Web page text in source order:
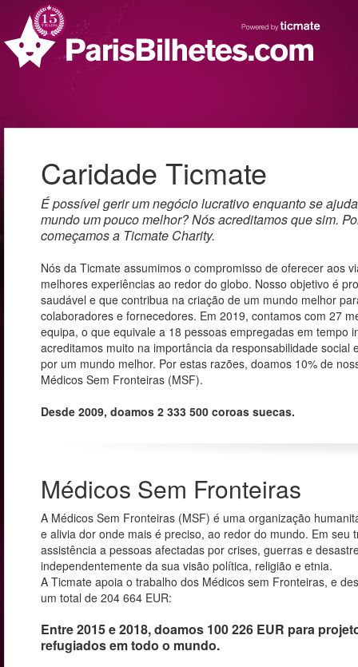
Caridade Ticmate
É possível gerir um negócio lucrativo enquanto se
mundo um pouco melhor? Nós acreditamos que sim.
começamos a Ticmate Charity.
Nós da Ticmate assumimos o compromisso de oferecer aos
melhores experiências ao redor do globo. Nosso objetivo é
saudável e que contribua na criação de um mundo melhor
colaboradores e fornecedores. Em 2019, contamos com 27
equipa, o que equivale a 18 pessoas empregadas em tempo
acreditamos muito na importância da responsabilidade social
por um mundo melhor. Por estas razões, doamos 10% de
Médicos Sem Fronteiras (MSF).
Desde 2009, doamos 2 333 500 coroas suecas.
Médicos Sem Fronteiras
A Médicos Sem Fronteiras (MSF) é uma organização
e alivia dor onde mais é preciso, ao redor do mundo. Em seu
assistência a pessoas afectadas por crises, guerras e
independentemente da sua visão política, religião e etnia.
A Ticmate apoia o trabalho dos Médicos sem Fronteiras, e
um total de 204 664 EUR:
Entre 2015 e 2018, doamos 100 226 EUR para
refugiados em todo o mundo.